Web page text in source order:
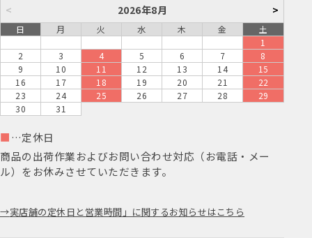
< 2026年8月 >
日 月 火 水 木 金
土
1
2
3 4 5 6 7
8
9
10 11 12 13 14
15
16
17 18 19 20 21
22
23
24 25 26 27 28
29
30
31
■ …定休日
商品の出荷作業およびお問い合わせ対応（お電話・メー
ル）をお休みさせていただきます。
実店舗の定休日と営業時間」に関するお知らせはこちら